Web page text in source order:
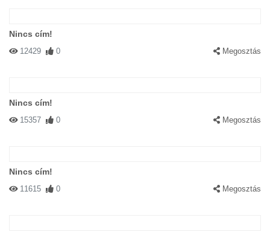
Nincs cím!
12429 0 Megosztás
Nincs cím!
15357 0 Megosztás
Nincs cím!
11615 0 Megosztás